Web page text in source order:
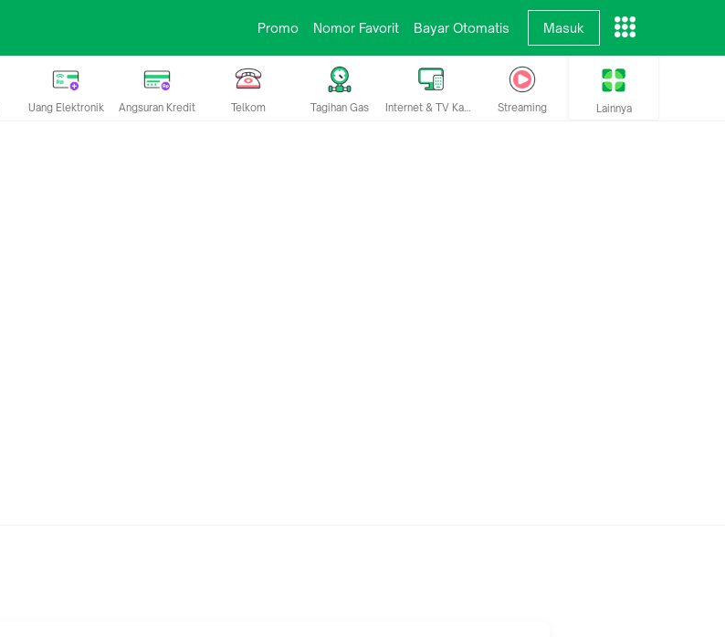
Promo Nomor Favorit Bayar Otomatis Masuk
Uang Elektronik Angsuran Kredit Telkom Tagihan Gas Internet & TV Kabel Streaming Lainnya